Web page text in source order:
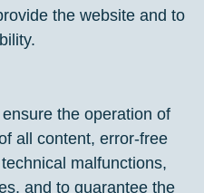
the website and to
the operation of
all content, error-free
malfunctions,
and to guarantee the